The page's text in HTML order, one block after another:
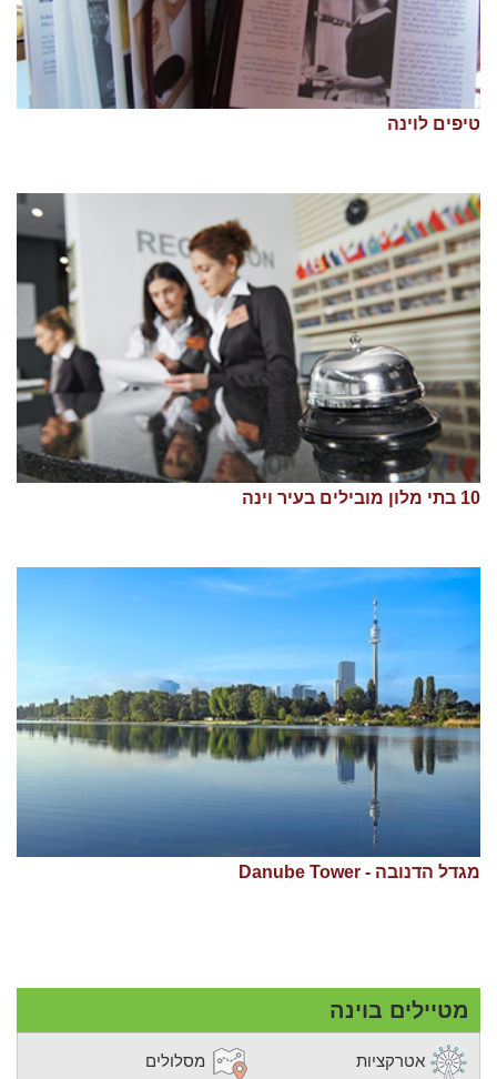
טיפים לוינה
10 בתי מלון מובילים בעיר וינה
מגדל הדנובה - Danube Tower
מטיילים בוינה
אטרקציות מסלולים